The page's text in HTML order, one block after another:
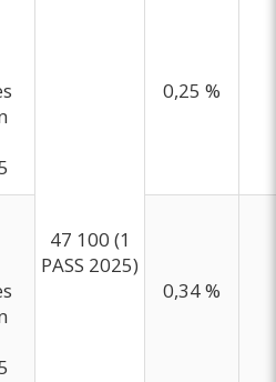
47 100 (1
PASS 2025)
0,25 %
0,34 %